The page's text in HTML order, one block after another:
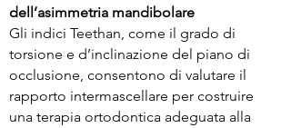
dell’asimmetria mandibolare
Gli indici Teethan, come il grado di
torsione e d’inclinazione del piano di
occlusione, consentono di valutare il
rapporto intermascellare per costruire
una terapia ortodontica adeguata alla